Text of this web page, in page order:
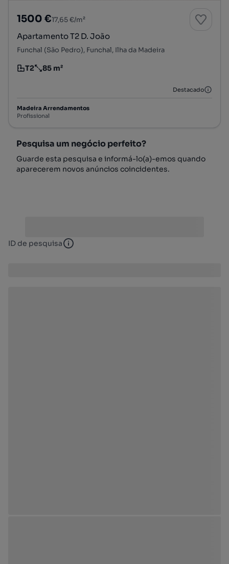
1500 €17,65 €/m²
Apartamento T2 D. João
Funchal (São Pedro), Funchal, Ilha da Madeira
Tipologia
T2
Preço por metro quadrado
85 m²
Destacado
Madeira Arrendamentos
Profissional
Pesquisa um negócio perfeito?
Guarde esta pesquisa e informá-lo(a)-emos quando
aparecerem novos anúncios coincidentes.
ID de pesquisa ID de pesquisa